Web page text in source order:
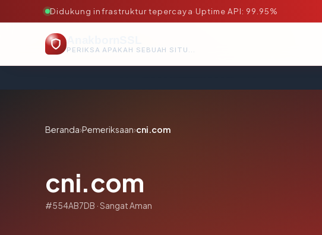
Didukung infrastruktur tepercaya·Uptime API: 99.95%
PERIKSA APAKAH SEBUAH SITUS AMAN, TEPERCAYA, DAN TERVERIFIKASI DALAM HITUNGAN DETIK.
Beranda›Pemeriksaan›cni.com
cni.com
#554AB7DB · Sangat Aman